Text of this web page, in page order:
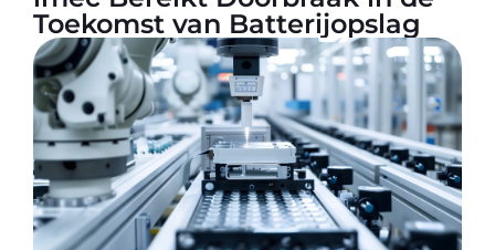
Toekomst van Batterijopslag